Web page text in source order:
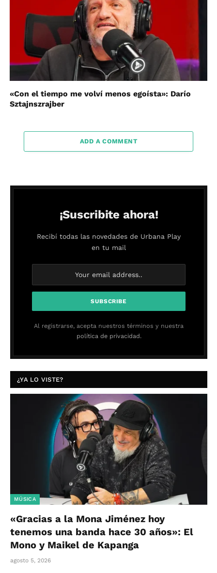
«Con el tiempo me volví menos egoísta»: Darío
Sztajnszrajber
ADD A COMMENT
¡Suscribite ahora!
Recibí todas las novedades de Urbana Play
en tu mail
Al registrarse, acepta nuestros términos y nuestra
política de privacidad.
¿YA LO VISTE?
MÚSICA
«Gracias a la Mona Jiménez hoy
tenemos una banda hace 30 años»: El
Mono y Maikel de Kapanga
agosto 5, 2026